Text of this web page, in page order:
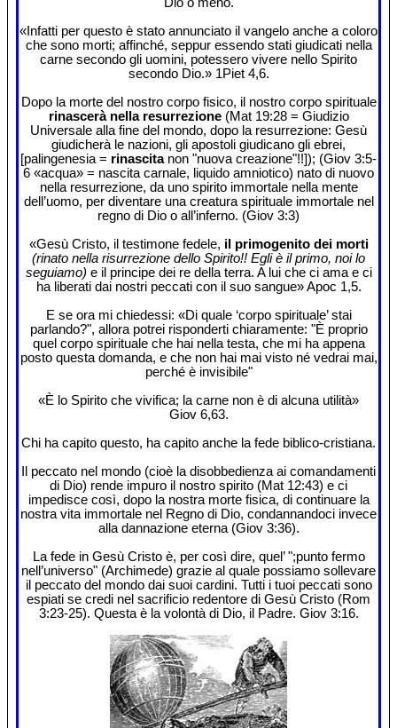
«Infatti per questo è stato annunciato il vangelo anche a coloro
che sono morti; affinché, seppur essendo stati giudicati nella
carne secondo gli uomini, potessero vivere nello Spirito
secondo Dio.» 1Piet 4,6.
Dopo la morte del nostro corpo fisico, il nostro corpo spirituale
rinascerà nella resurrezione(Mat 19:28 = Giudizio
Universale alla fine del mondo, dopo la resurrezione: Gesù
giudicherà le nazioni, gli apostoli giudicano gli ebrei,
[palingenesia = rinascitanon "nuova creazione"!!]); (Giov 3:5-
6 «acqua» = nascita carnale, liquido amniotico) nato di nuovo
nella resurrezione, da uno spirito immortale nella mente
dell’uomo, per diventare una creatura spirituale immortale nel
regno di Dio o all’inferno. (Giov 3:3)
«Gesù Cristo, il testimone fedele, il primogenito dei morti
(rinato nella risurrezione dello Spirito!! Egli è il primo, noi lo
seguiamo) e il principe dei re della terra. A lui che ci ama e ci
ha liberati dai nostri peccati con il suo sangue» Apoc 1,5.
E se ora mi chiedessi: «Di quale ‘corpo spirituale’ stai
parlando?", allora potrei risponderti chiaramente: "È proprio
quel corpo spirituale che hai nella testa, che mi ha appena
posto questa domanda, e che non hai mai visto né vedrai mai,
perché è invisibile"
«È lo Spirito che vivifica; la carne non è di alcuna utilità»
Giov 6,63.
Chi ha capito questo, ha capito anche la fede biblico-cristiana.
Il peccato nel mondo (cioè la disobbedienza ai comandamenti
di Dio) rende impuro il nostro spirito (Mat 12:43) e ci
impedisce così, dopo la nostra morte fisica, di continuare la
nostra vita immortale nel Regno di Dio, condannandoci invece
alla dannazione eterna (Giov 3:36).
La fede in Gesù Cristo è, per così dire, quel’ ";punto fermo
nell’universo" (Archimede) grazie al quale possiamo sollevare
il peccato del mondo dai suoi cardini. Tutti i tuoi peccati sono
espiati se credi nel sacrificio redentore di Gesù Cristo (Rom
3:23-25). Questa è la volontà di Dio, il Padre. Giov 3:16.